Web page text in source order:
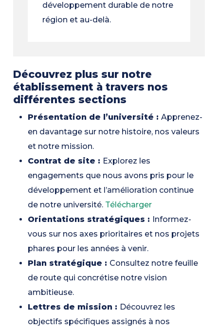
développement durable de notre
région et au-delà.
Découvrez plus sur notre
établissement à travers nos
différentes sections
Présentation de l’université : Apprenez-
en davantage sur notre histoire, nos valeurs
et notre mission.
Contrat de site : Explorez les
engagements que nous avons pris pour le
développement et l’amélioration continue
de notre université. Télécharger
Orientations stratégiques :
Informez-
vous sur nos axes prioritaires et nos projets
phares pour les années à venir.
Plan stratégique : Consultez notre feuille
de route qui concrétise notre vision
ambitieuse.
Lettres de mission : Découvrez les
objectifs spécifiques assignés à nos